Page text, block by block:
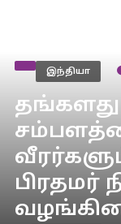
இந்தியா
தங்களது
பிரதமர்